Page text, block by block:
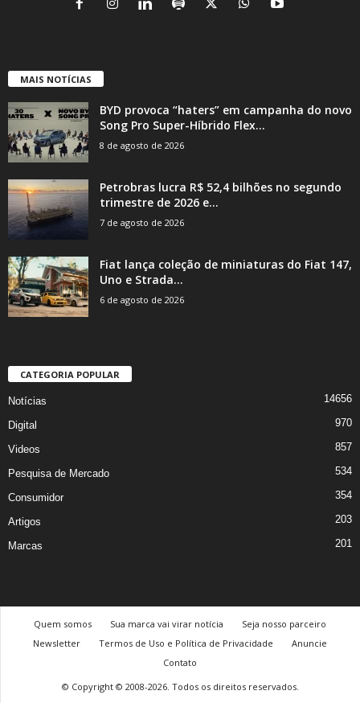
MAIS NOTÍCIAS
BYD provoca “haters” em campanha do novo
Song Pro Super-Híbrido Flex...
8 de agosto de 2026
Petrobras lucra R$ 52,4 bilhões no segundo
trimestre de 2026 e...
7 de agosto de 2026
Fiat lança coleção de miniaturas do Fiat 147,
Uno e Strada...
6 de agosto de 2026
CATEGORIA POPULAR
Notícias 14656
Digital 970
Videos 857
Pesquisa de Mercado 534
Consumidor 354
Artigos 203
Marcas 201
Quem somos Sua marca vai virar notícia
Seja nosso parceiro
Newsletter
Termos de Uso e Política de Privacidade
Anuncie
Contato
© Copyright © 2008-2026. Todos os direitos reservados.